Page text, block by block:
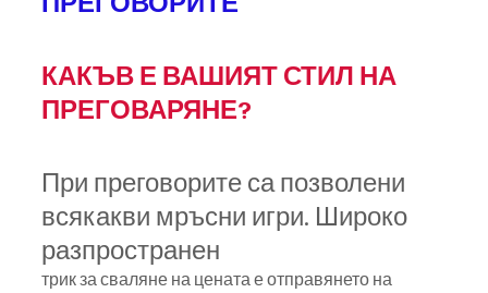
КАКЪВ Е ВАШИЯТ СТИЛ НА
ПРЕГОВАРЯНЕ?
При преговорите са позволени
всякакви мръсни игри. Широко
разпространен
трик за сваляне на цената е отправянето на